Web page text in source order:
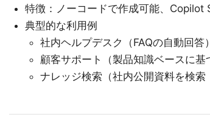
特徴：ノーコードで作成可能、
典型的な利用例
社内ヘルプデスク（FAQの自動回答）
顧客サポート（製品知識ベースに基
ナレッジ検索（社内公開資料を検索